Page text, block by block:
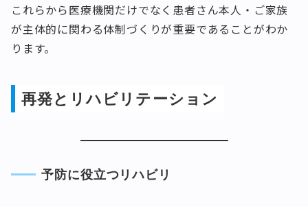
これらから医療機関だけでなく患者さん本人・ご家族
が主体的に関わる体制づくりが重要であることがわか
ります。
再発とリハビリテーション
予防に役立つリハビリ